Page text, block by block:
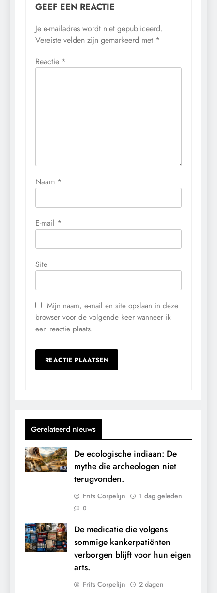
GEEF EEN REACTIE
Je e-mailadres wordt niet gepubliceerd.
Vereiste velden zijn gemarkeerd met *
Reactie *
Naam *
E-mail *
Site
Mijn naam, e-mail en site opslaan in deze
browser voor de volgende keer wanneer ik
een reactie plaats.
Gerelateerd nieuws
De ecologische indiaan: De
mythe die archeologen niet
terugvonden.
Frits Corpelijn 1 dag geleden
0
De medicatie die volgens
sommige kankerpatiënten
verborgen blijft voor hun eigen
arts.
Frits Corpelijn
2 dagen